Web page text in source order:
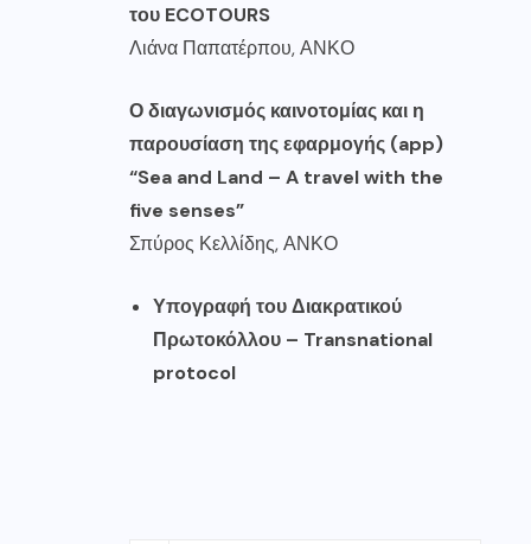
του ECOTOURS
Λιάνα Παπατέρπου, ΑΝΚΟ
Ο διαγωνισμός καινοτομίας και η
παρουσίαση της εφαρμογής (app)
“Sea and Land – A travel with the
five senses”
Σπύρος Κελλίδης, ΑΝΚΟ
Υπογραφή του Διακρατικού
Πρωτοκόλλου – Transnational
protocol